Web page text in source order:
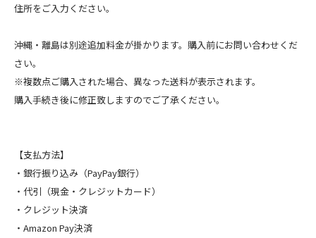
住所をご入力ください。
沖縄・離島は別途追加料金が掛かります。購入前にお問い合わせくだ
さい。
※複数点ご購入された場合、異なった送料が表示されます。
購入手続き後に修正致しますのでご了承ください。
【支払方法】
・銀行振り込み（PayPay銀行）
・代引（現金・クレジットカード）
・クレジット決済
・Amazon Pay決済